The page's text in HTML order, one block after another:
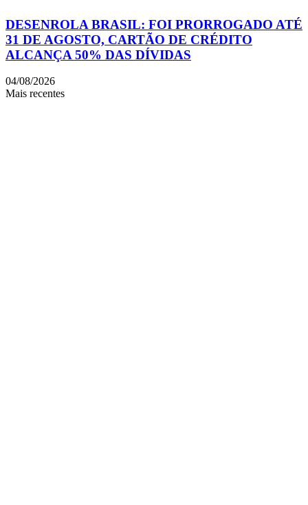
DESENROLA BRASIL: FOI PRORROGADO ATÉ
31 DE AGOSTO, CARTÃO DE CRÉDITO
ALCANÇA 50% DAS DÍVIDAS
04/08/2026
Mais recentes